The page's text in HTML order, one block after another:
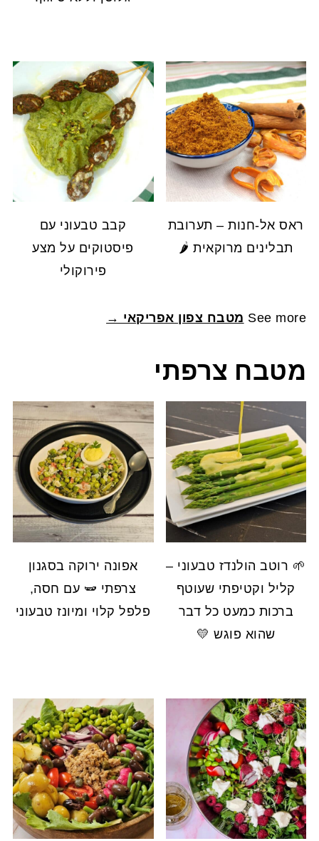
ראס אל-חנות – תערובת
תבלינים מרוקאית 🌶️
קבב טבעוני עם
פיסטוקים על מצע
פירוקולי
See more מטבח צפון אפריקאי →
מטבח צרפתי
🌱 רוטב הולנדז טבעוני –
קליל וקטיפתי שעוטף
ברכות כמעט כל דבר
שהוא פוגש 💛
אפונה ירוקה בסגנון
צרפתי 🫛 עם חסה,
פלפל קלוי ומיונז טבעוני